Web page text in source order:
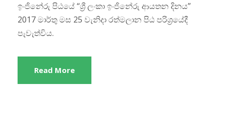
ඉංජිනේරු පිඨයේ “ශ්‍රී ලංකා ඉංජිනේරු ආයතන දිනය”
2017 මාර්තු මස 25 වැනිදා රත්මලාන පිඨ පරිශ්‍රයේදී
පැවැත්විය.
Read More